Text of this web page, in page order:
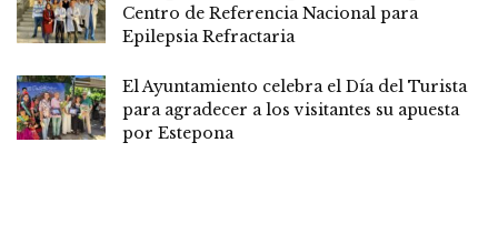
Centro de Referencia Nacional para
Epilepsia Refractaria
El Ayuntamiento celebra el Día del Turista
para agradecer a los visitantes su apuesta
por Estepona